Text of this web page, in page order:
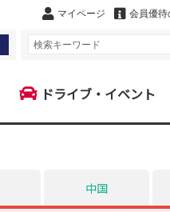
マイページ 会員優待
ドライブ・イベント
中国